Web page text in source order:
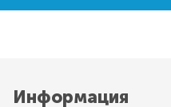
Информация